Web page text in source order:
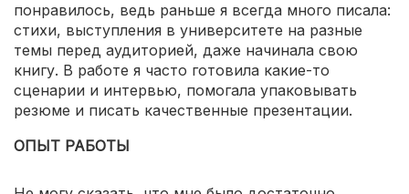
понравилось, ведь раньше я всегда много писала:
стихи, выступления в университете на разные
темы перед аудиторией, даже начинала свою
книгу. В работе я часто готовила какие-то
сценарии и интервью, помогала упаковывать
резюме и писать качественные презентации.
ОПЫТ РАБОТЫ